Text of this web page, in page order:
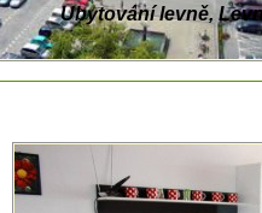
Ubytování levně,